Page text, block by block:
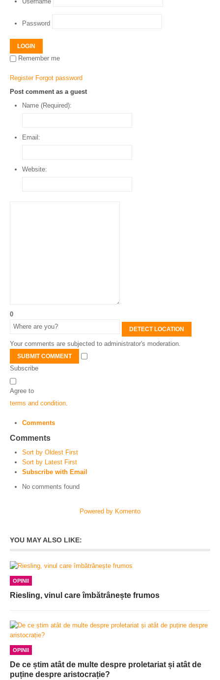
Password
LOGIN
Remember me
Register Forgot password
Post comment as a guest
Name (Required):
Email:
Website:
0
DETECT LOCATION
Your comments are subjected to administrator's moderation.
SUBMIT COMMENT
Subscribe
Agree to
terms and condition
Comments
Comments
Sort by Oldest First
Sort by Latest First
Subscribe with Email
No comments found
Powered by Komento
YOU MAY ALSO LIKE:
OPINII
Riesling, vinul care îmbătrânește frumos
OPINII
De ce știm atât de multe despre proletariat și atât de
puține despre aristocrație?